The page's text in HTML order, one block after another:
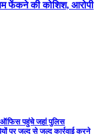
फेंकने की कोशिश, आरोपी
ऑफिस पहुंचे जहां पुलिस
पर जल्द से जल्द कार्रवाई करने